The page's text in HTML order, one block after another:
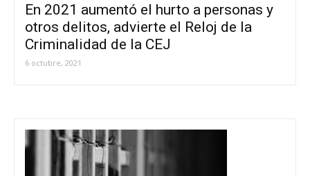
En 2021 aumentó el hurto a personas y
otros delitos, advierte el Reloj de la
Criminalidad de la CEJ
6 octubre, 2021